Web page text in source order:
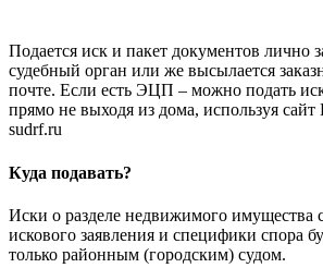
Подается иск и пакет документов лично
судебный орган или же высылается
почте. Если есть ЭЦП – можно подать
прямо не выходя из дома, используя сайт
sudrf.ru
Куда подавать?
Иски о разделе недвижимого имущества
искового заявления и специфики спора
только районным (городским) судом.